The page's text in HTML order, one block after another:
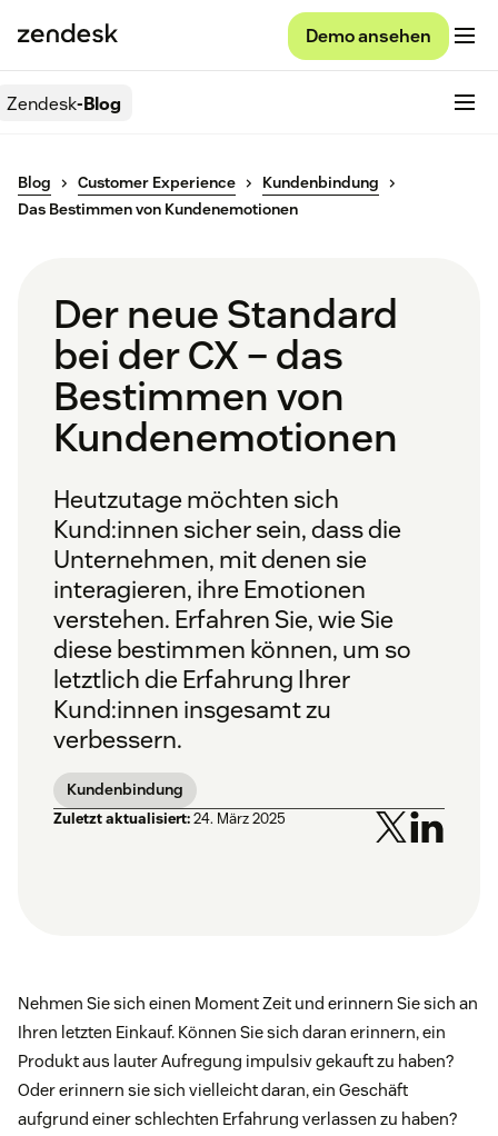
Demo ansehen
Zendesk-Blog
Blog Customer Experience
Kundenbindung
Das Bestimmen von Kundenemotionen
Der neue Standard
bei der CX – das
Bestimmen von
Kundenemotionen
Heutzutage möchten sich
Kund:innen sicher sein, dass die
Unternehmen, mit denen sie
interagieren, ihre Emotionen
verstehen. Erfahren Sie, wie Sie
diese bestimmen können, um so
letztlich die Erfahrung Ihrer
Kund:innen insgesamt zu
verbessern.
Kundenbindung
Zuletzt aktualisiert:24. März 2025
Nehmen Sie sich einen Moment Zeit und erinnern Sie sich an
Ihren letzten Einkauf. Können Sie sich daran erinnern, ein
Produkt aus lauter Aufregung impulsiv gekauft zu haben?
Oder erinnern sie sich vielleicht daran, ein Geschäft
aufgrund einer schlechten Erfahrung verlassen zu haben?